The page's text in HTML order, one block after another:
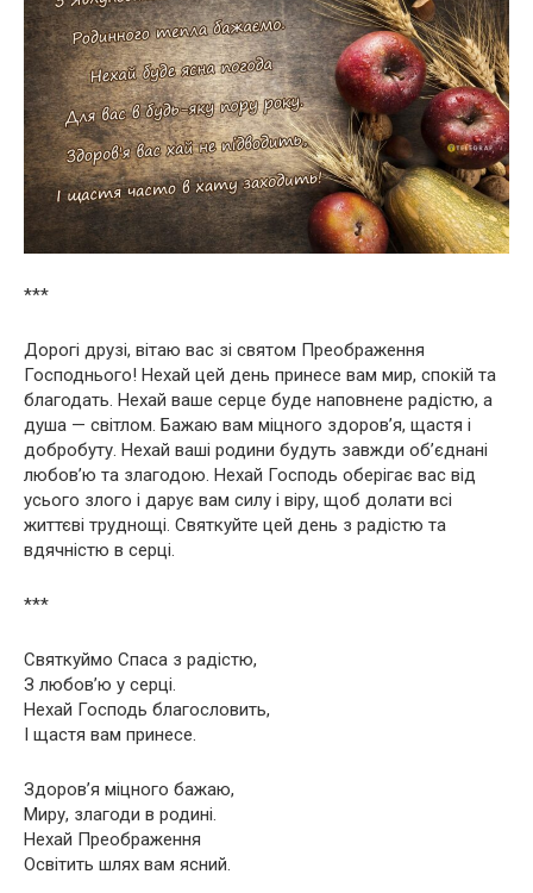
***
Дорогі друзі, вітаю вас зі святом Преображення
Господнього! Нехай цей день принесе вам мир, спокій та
благодать. Нехай ваше серце буде наповнене радістю, а
душа — світлом. Бажаю вам міцного здоров’я, щастя і
добробуту. Нехай ваші родини будуть завжди об’єднані
любов’ю та злагодою. Нехай Господь оберігає вас від
усього злого і дарує вам силу і віру, щоб долати всі
життєві труднощі. Святкуйте цей день з радістю та
вдячністю в серці.
***
Святкуймо Спаса з радістю,
З любов’ю у серці.
Нехай Господь благословить,
І щастя вам принесе.
Здоров’я міцного бажаю,
Миру, злагоди в родині.
Нехай Преображення
Освітить шлях вам ясний.